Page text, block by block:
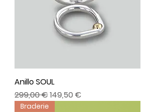
Anillo SOUL
Precio
299,00 €Precio de oferta
149,50 €
Braderie